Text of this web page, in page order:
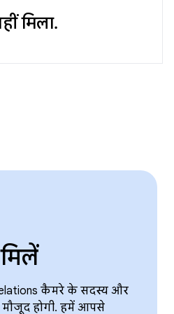
मिला.
कैमरे के सदस्य और
मौजूद होगी. हमें आपसे